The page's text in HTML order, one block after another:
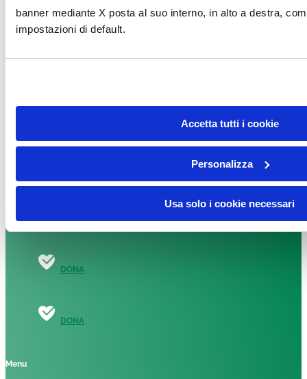
banner mediante X posta al suo interno, in alto a destra,
impostazioni di default.
Accetta tutti i cookie
Personalizza
Usa solo i cookie necessari
Facebook-f Instagram LinkedinYoutube Tiktok
Fondazione per la Ricerca sulla Fibrosi Cistica – ETS
presso Ospedale Maggiore, Piazzale Stefani, 1,
37126 Verona
DONA
DONA
Menu